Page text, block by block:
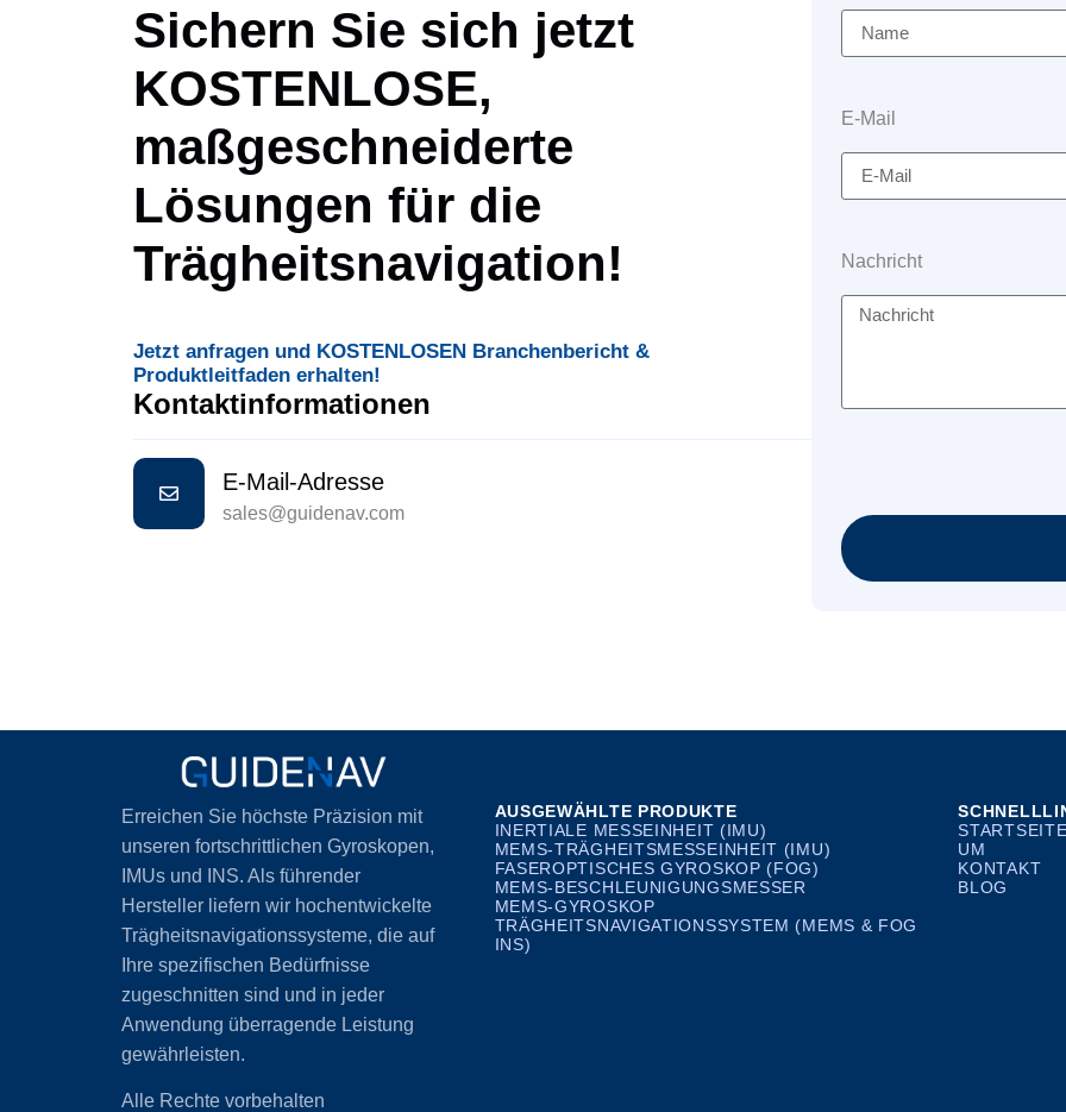
Sichern Sie sich jetzt
KOSTENLOSE,
maßgeschneiderte
Lösungen für die
Trägheitsnavigation!
Jetzt anfragen und KOSTENLOSEN Branchenbericht &
Produktleitfaden erhalten!
Kontaktinformationen
E-Mail-Adresse
sales@guidenav.com
E-Mail
Nachricht
Erreichen Sie höchste Präzision mit
unseren fortschrittlichen Gyroskopen,
IMUs und INS. Als führender
Hersteller liefern wir hochentwickelte
Trägheitsnavigationssysteme, die auf
Ihre spezifischen Bedürfnisse
zugeschnitten sind und in jeder
Anwendung überragende Leistung
gewährleisten.
Alle Rechte vorbehalten
AUSGEWÄHLTE PRODUKTE
INERTIALE MESSEINHEIT (IMU)
MEMS-TRÄGHEITSMESSEINHEIT (IMU)
FASEROPTISCHES GYROSKOP (FOG)
MEMS-BESCHLEUNIGUNGSMESSER
MEMS-GYROSKOP
TRÄGHEITSNAVIGATIONSSYSTEM (MEMS & FOG
INS)
STARTSEITE
UM
KONTAKT
BLOG